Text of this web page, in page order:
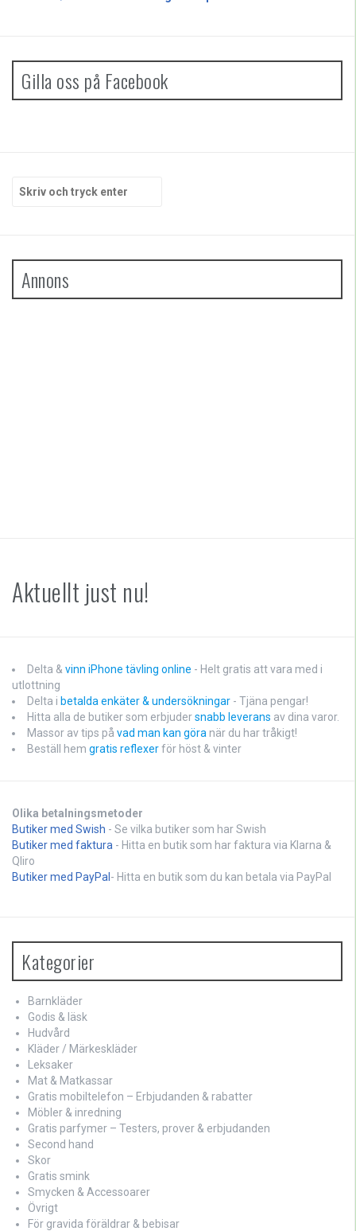
Gilla oss på Facebook
efter:
Annons
Aktuellt just nu!
Delta & vinn iPhone tävling online - Helt gratis att vara med i
utlottning
Delta i betalda enkäter & undersökningar - Tjäna pengar!
Hitta alla de butiker som erbjudersnabb leverans av dina varor.
Massor av tips på vad man kan göra när du har tråkigt!
Beställ hem gratis reflexerför höst & vinter
Olika betalningsmetoder
Butiker med Swish - Se vilka butiker som har Swish
Butiker med faktura - Hitta en butik som har faktura via Klarna &
Qliro
Butiker med PayPal - Hitta en butik som du kan betala via PayPal
Kategorier
Barnkläder
Godis & läsk
Hudvård
Kläder / Märkeskläder
Leksaker
Mat & Matkassar
Gratis mobiltelefon – Erbjudanden & rabatter
Möbler & inredning
Gratis parfymer – Testers, prover & erbjudanden
Second hand
Skor
Gratis smink
Smycken & Accessoarer
Övrigt
För gravida föräldrar & bebisar